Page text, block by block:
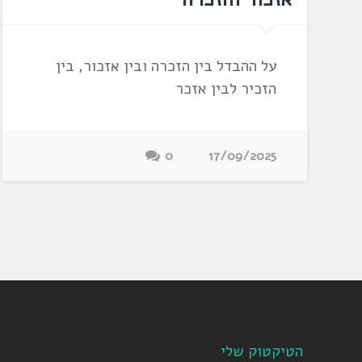
על ההבדל בין הזכרה ובין אזכור, בין
הזכיר לבין אזכר
17/09/2025
0
הטיקטוק שלי